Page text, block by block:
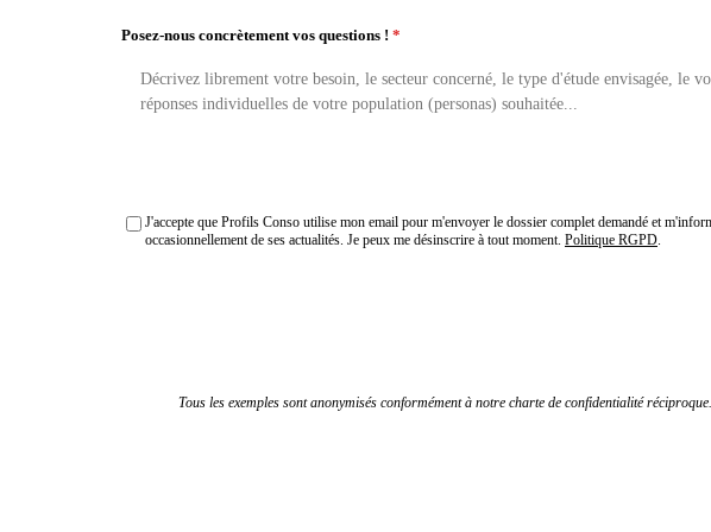
Posez-nous concrètement vos questions ! *
J'accepte que Profils Conso utilise mon email pour m'envoyer le dossier complet demandé et
occasionnellement de ses actualités. Je peux me désinscrire à tout moment. Politique RGPD.
Tous les exemples sont anonymisés conformément à notre charte de confidentialité réciproque.